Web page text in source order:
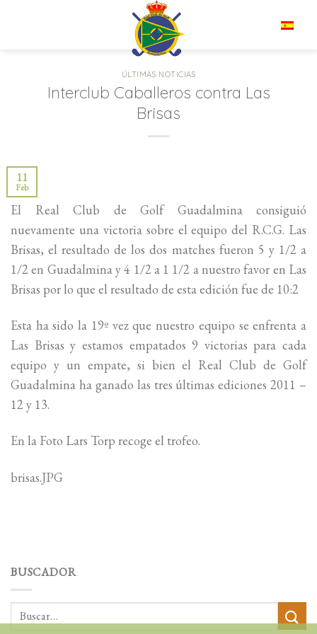
ÚLTIMAS NOTICIAS
Interclub Caballeros contra Las
Brisas
11
Feb
El Real Club de Golf Guadalmina consiguió
nuevamente una victoria sobre el equipo del R.C.G. Las
Brisas, el resultado de los dos matches fueron 5 y 1/2 a
1/2 en Guadalmina y 4 1/2 a 1 1/2 a nuestro favor en Las
Brisas por lo que el resultado de esta edición fue de 10:2
Esta ha sido la 19º vez que nuestro equipo se enfrenta a
Las Brisas y estamos empatados 9 victorias para cada
equipo y un empate, si bien el Real Club de Golf
Guadalmina ha ganado las tres últimas ediciones 2011 –
12 y 13.
En la Foto Lars Torp recoge el trofeo.
brisas.JPG
BUSCADOR